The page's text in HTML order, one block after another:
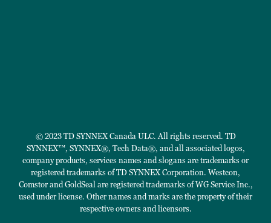
© 2023 TD SYNNEX Canada ULC. All rights reserved. TD
SYNNEX™, SYNNEX®, Tech Data®, and all associated logos,
company products, services names and slogans are trademarks or
registered trademarks of TD SYNNEX Corporation. Westcon,
Comstor and GoldSeal are registered trademarks of WG Service Inc.,
used under license. Other names and marks are the property of their
respective owners and licensors.